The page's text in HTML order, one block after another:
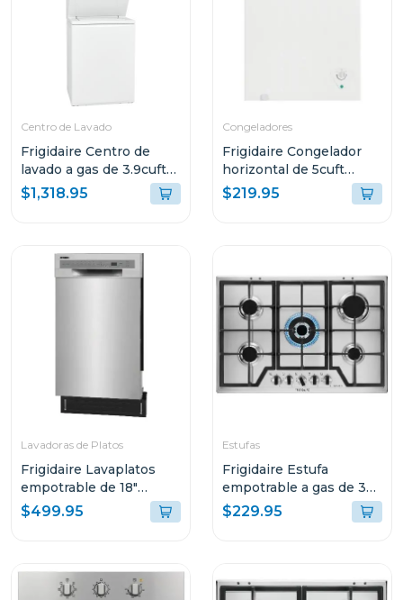
Centro de Lavado
Frigidaire Centro de
lavado a gas de 3.9cuft
(lavadora) 5.6cuft
(secadora) flcg7522
$1,318.95
Congeladores
Frigidaire Congelador
horizontal de 5cuft
ffcs0522
$219.95
Lavadoras de Platos
Frigidaire Lavaplatos
empotrable de 18"
ffbd1831
$499.95
Estufas
Frigidaire Estufa
empotrable a gas de 30"
gris ftg75
$229.95